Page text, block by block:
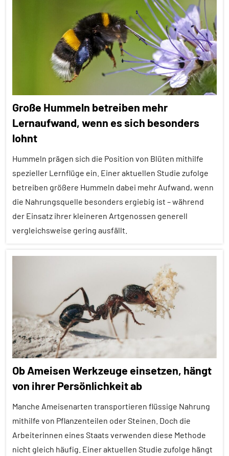
Tiergruppen
Forschung
aktuell
Fressfeinde
Insekten
Mutualismus
Sinne
Große Hummeln betreiben mehr
Lernaufwand, wenn es sich besonders
lohnt
Hummeln prägen sich die Position von Blüten mithilfe
spezieller Lernflüge ein. Einer aktuellen Studie zufolge
betreiben größere Hummeln dabei mehr Aufwand, wenn
die Nahrungsquelle besonders ergiebig ist – während
der Einsatz ihrer kleineren Artgenossen generell
vergleichsweise gering ausfällt.
Alle
Tiergruppen
Ernährung
Forschung
aktuell
Insekten
Lernen
und
Kognition
Ob Ameisen Werkzeuge einsetzen, hängt
von ihrer Persönlichkeit ab
Manche Ameisenarten transportieren flüssige Nahrung
mithilfe von Pflanzenteilen oder Steinen. Doch die
Arbeiterinnen eines Staats verwenden diese Methode
nicht gleich häufig. Einer aktuellen Studie zufolge hängt